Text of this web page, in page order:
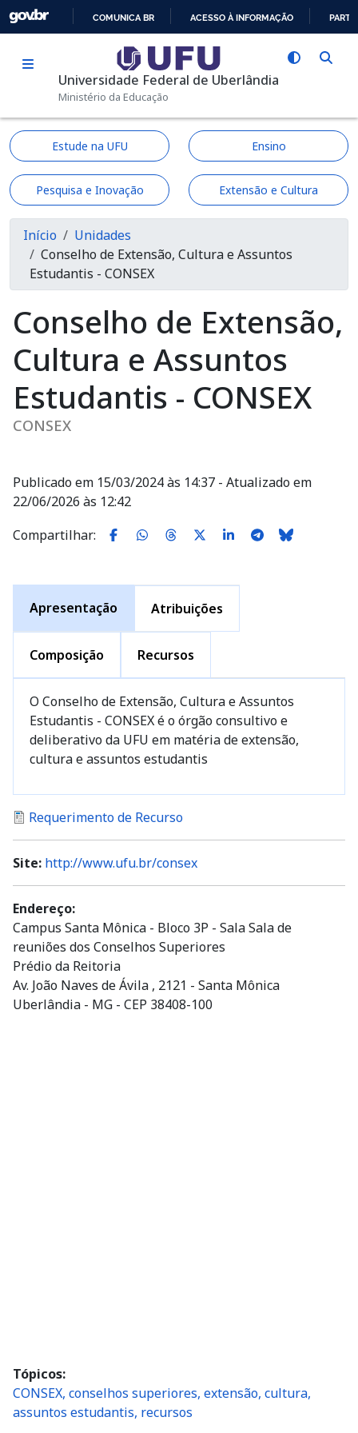
Pular para o conteúdo principal
PARA
O
COMUNICA BR ACESSO À INFORMAÇÃO
Universidade Federal de Uberlândia
Ministério da Educação
Estude na UFU Ensino
Pesquisa e Inovação Extensão e Cultura
Trilha de navegação
Início
Unidades
Conselho de Extensão, Cultura e Assuntos
Estudantis - CONSEX
Conselho de Extensão,
Cultura e Assuntos
Estudantis - CONSEX
CONSEX
Publicado em 15/03/2024 às 14:37 - Atualizado em
22/06/2026 às 12:42
Compartilhar:
Apresentação Atribuições
Composição Recursos
O Conselho de Extensão, Cultura e Assuntos
Estudantis - CONSEX é o órgão consultivo e
deliberativo da UFU em matéria de extensão,
cultura e assuntos estudantis
Documento
Requerimento de Recurso
Site: http://www.ufu.br/consex
Endereço:
Campus Santa Mônica - Bloco 3P - Sala Sala de
reuniões dos Conselhos Superiores
Prédio da Reitoria
Av. João Naves de Ávila , 2121 - Santa Mônica
Uberlândia - MG - CEP 38408-100
Tópicos
CONSEX, conselhos superiores, extensão, cultura,
assuntos estudantis, recursos